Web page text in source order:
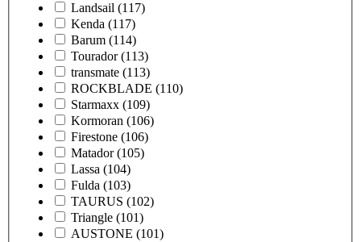
Landsail (117)
Kenda (117)
Barum (114)
Tourador (113)
transmate (113)
ROCKBLADE (110)
Starmaxx (109)
Kormoran (106)
Firestone (106)
Matador (105)
Lassa (104)
Fulda (103)
TAURUS (102)
Triangle (101)
AUSTONE (101)